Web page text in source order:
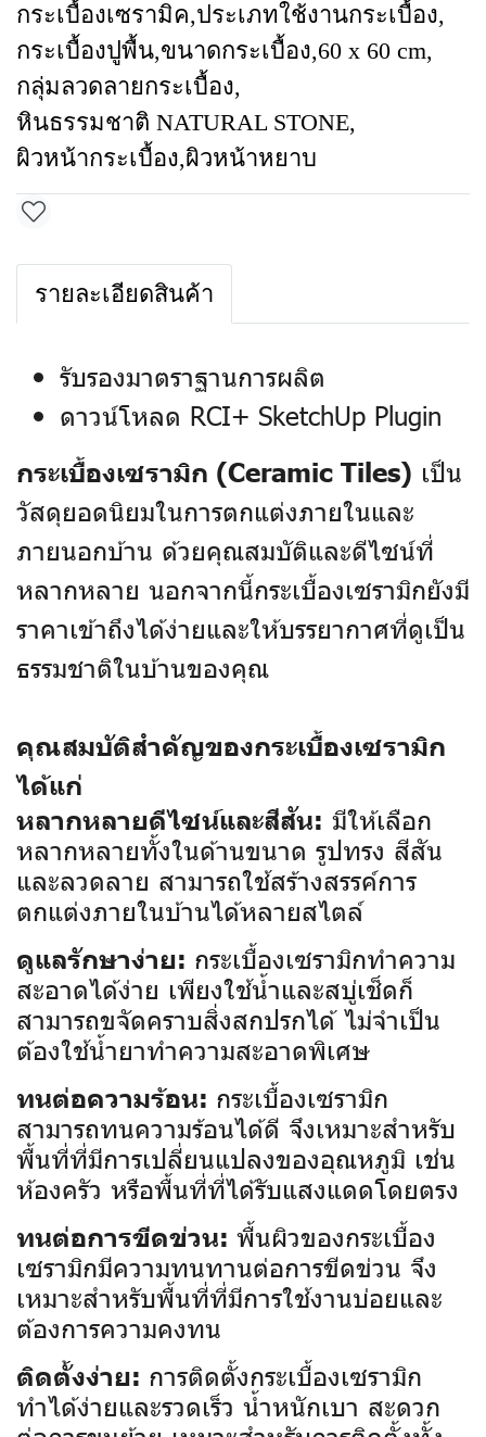
กระเบื้องเซรามิค,ประเภทใช้งานกระเบื้อง,
กระเบื้องปูพื้น,ขนาดกระเบื้อง,60 x 60 cm,
กลุ่มลวดลายกระเบื้อง,
หินธรรมชาติ NATURAL STONE,
ผิวหน้ากระเบื้อง,ผิวหน้าหยาบ
รายละเอียดสินค้า
รับรองมาตราฐานการผลิต
ดาวน์โหลด RCI+ SketchUp Plugin
กระเบื้องเซรามิก (Ceramic Tiles) เป็น
วัสดุยอดนิยมในการตกแต่งภายในและ
ภายนอกบ้าน ด้วยคุณสมบัติและดีไซน์ที่
หลากหลาย นอกจากนี้กระเบื้องเซรามิกยังมี
ราคาเข้าถึงได้ง่ายและให้บรรยากาศที่ดูเป็น
ธรรมชาติในบ้านของคุณ
คุณสมบัติสำคัญของกระเบื้องเซรามิก
ได้แก่
หลากหลายดีไซน์และสีสัน: มีให้เลือก
หลากหลายทั้งในด้านขนาด รูปทรง สีสัน
และลวดลาย สามารถใช้สร้างสรรค์การ
ตกแต่งภายในบ้านได้หลายสไตล์
ดูแลรักษาง่าย: กระเบื้องเซรามิกทำความ
สะอาดได้ง่าย เพียงใช้น้ำและสบู่เช็ดก็
สามารถขจัดคราบสิ่งสกปรกได้ ไม่จำเป็น
ต้องใช้น้ำยาทำความสะอาดพิเศษ
ทนต่อความร้อน: กระเบื้องเซรามิก
สามารถทนความร้อนได้ดี จึงเหมาะสำหรับ
พื้นที่ที่มีการเปลี่ยนแปลงของอุณหภูมิ เช่น
ห้องครัว หรือพื้นที่ที่ได้รับแสงแดดโดยตรง
ทนต่อการขีดข่วน: พื้นผิวของกระเบื้อง
เซรามิกมีความทนทานต่อการขีดข่วน จึง
เหมาะสำหรับพื้นที่ที่มีการใช้งานบ่อยและ
ต้องการความคงทน
ติดตั้งง่าย: การติดตั้งกระเบื้องเซรามิก
ทำได้ง่ายและรวดเร็ว น้ำหนักเบา สะดวก